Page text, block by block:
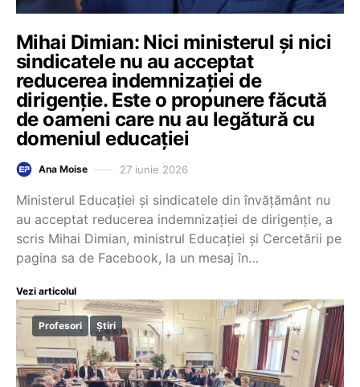
Mihai Dimian: Nici ministerul și nici
sindicatele nu au acceptat
reducerea indemnizației de
dirigenție. Este o propunere făcută
de oameni care nu au legătură cu
domeniul educației
Ana Moise 27 iunie 2026
Ministerul Educației și sindicatele din învățământ nu
au acceptat reducerea indemnizației de dirigenție, a
scris Mihai Dimian, ministrul Educației și Cercetării pe
pagina sa de Facebook, la un mesaj în…
Vezi articolul
Profesori Știri